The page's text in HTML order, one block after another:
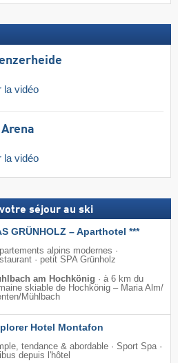
vidéo
vidéo
séjour au ski
GRÜNHOLZ – Aparthotel ***
alpins modernes ·
· petit SPA Grünholz
am Hochkönig · à 6 km du
skiable de Hochkönig – Maria Alm/​
​Mühlbach
Hotel Montafon
tendance & abordable · Sport Spa ·
depuis l'hôtel